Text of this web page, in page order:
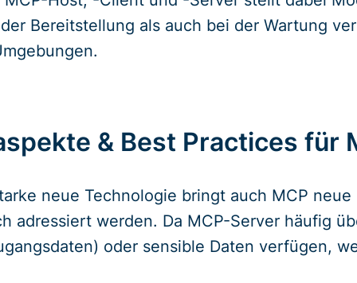
Bereitstellung als auch bei der Wartung
& Best Practices für
neue Technologie bringt auch MCP
adressiert werden. Da MCP-Server häufig
oder sensible Daten verfügen,